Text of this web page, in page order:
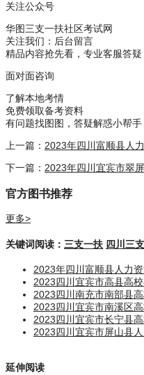
关注公众号
华图三支一扶社区考试网
关注我们：后台留言
精品内容抢先看，专业客服答疑
面对面咨询
了解本地考情
免费领取备考资料
有问题找图图，答疑解惑小帮手
上一篇： 2023年四川富顺县人
下一篇： 2023年四川宜宾市翠
官方图书推荐
更多>
关键词阅读： 三支一扶 四川三
2023年四川富顺县人力
2023四川宜宾市高县高
2023四川南充市南部县
2023四川宜宾市南溪区
2023四川宜宾市长宁县
2023四川宜宾市屏山县
延伸阅读